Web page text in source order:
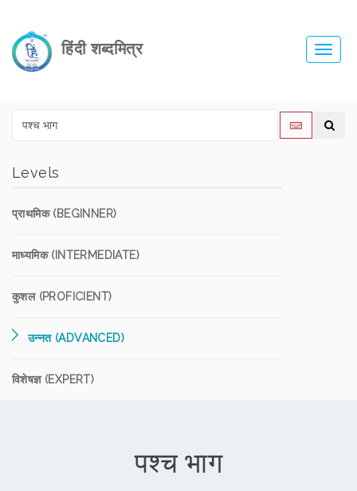
हिंदी शब्दमित्र
Levels
प्राथमिक (BEGINNER)
माध्यमिक (INTERMEDIATE)
कुशल (PROFICIENT)
उन्नत (ADVANCED)
विशेषज्ञ (EXPERT)
पश्च भाग